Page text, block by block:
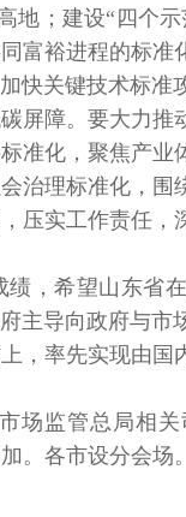
；建设“四个示
富裕进程的标准
快关键技术标
屏障。要大力推
准化，聚焦产业
治理标准化，
压实工作责任，
，希望山东省
主导向政府与
，率先实现由国
场监管总局相
。各市设分会场。